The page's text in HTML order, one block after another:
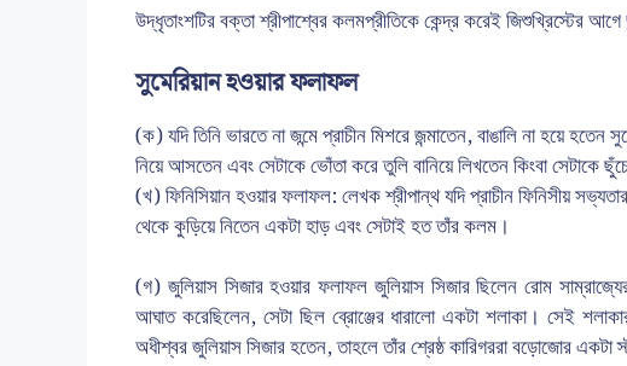
উদ্ধৃতাংশটির বক্তা শ্রীপাশ্বের কলমপ্রীতিকে কেন্দ্র করেই জিশুখ্রিস্টের আগে
সুমেরিয়ান হওয়ার ফলাফল
(ক) যদি তিনি ভারতে না জন্মে প্রাচীন মিশরে জন্মাতেন, বাঙালি না হয়ে
নিয়ে আসতেন এবং সেটাকে ভোঁতা করে তুলি বানিয়ে লিখতেন কিংবা সেটাকে
(খ) ফিনিসিয়ান হওয়ার ফলাফল: লেখক শ্রীপান্থ যদি প্রাচীন ফিনিসীয়
থেকে কুড়িয়ে নিতেন একটা হাড় এবং সেটাই হত তাঁর কলম।
(গ) জুলিয়াস সিজার হওয়ার ফলাফল জুলিয়াস সিজার ছিলেন রোম
আঘাত করেছিলেন, সেটা ছিল ব্রোঞ্জের ধারালো একটা শলাকা। সেই
অধীশ্বর জুলিয়াস সিজার হতেন, তাহলে তাঁর শ্রেষ্ঠ কারিগররা বড়োজোর একটা